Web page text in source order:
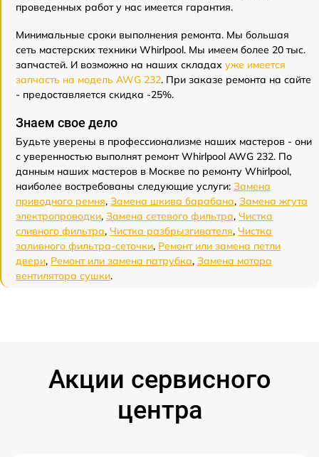
проведенных работ у нас имеется гарантия.
Минимальные сроки выполнения ремонта. Мы большая
сеть мастерских техники Whirlpool. Мы имеем более 20 тыс.
запчастей. И возможно на наших складах уже имеется
запчасть на модель AWG 232. При заказе ремонта на сайте
- предоставляется скидка -25%.
Знаем свое дело
Будьте уверены в профессионализме наших мастеров - они
с уверенностью выполнят ремонт Whirlpool AWG 232. По
данным наших мастеров в Москве по ремонту Whirlpool,
наиболее востребованы следующие услуги: Замена
приводного ремня, Замена шкива барабана, Замена жгута
электропроводки, Замена сетевого фильтра, Чистка
сливного фильтра, Чистка разбрызгивателя, Чистка
заливного фильтра-сеточки, Ремонт или замена петли
двери, Ремонт или замена патрубка, Замена мотора
вентилятора сушки.
Акции сервисного
центра